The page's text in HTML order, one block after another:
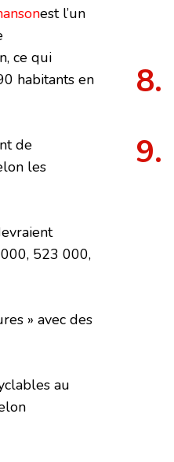
est l’un
ce qui
habitants en
de
les
523 000,
» avec des
au